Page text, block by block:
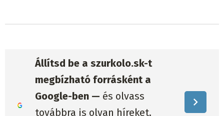
Állítsd be a szurkolo.sk-t
megbízható forrásként a
Google-ben — és olvass
továbbra is olyan híreket,